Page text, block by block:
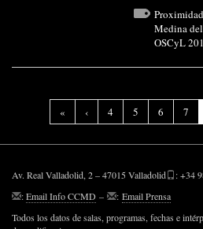
Medina
OSCyL
« ‹ 4 5 6 7
Av. Real Valladolid, 2 – 47015 Valladolid
: +34
:Email Info CCMD – : Email Prensa
Todos los datos de salas, programas, fechas e